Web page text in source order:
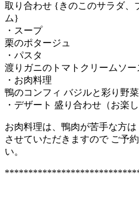
定
お
せ
ち
（残
り
少
し
で
の
取り合わせ {きのこのサラダ、
ム}
・スープ
栗のポタージュ
・パスタ
渡りガニのトマトクリームソー
・お肉料理
鴨のコンフィ バジルと彩り野
・デザート 盛り合わせ（お楽
お肉料理は、鴨肉が苦手な方
させていただきますので ご予
い。